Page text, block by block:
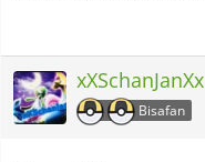
xXSchanJanXx
Bisafan